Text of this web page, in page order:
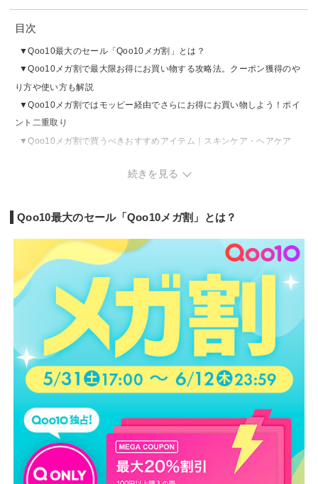
目次
Qoo10最大のセール「Qoo10メガ割」とは？
Qoo10メガ割で最大限お得にお買い物する攻略法。クーポン獲得のや
り方や使い方も解説
Qoo10メガ割ではモッピー経由でさらにお得にお買い物しよう！ポイ
ント二重取り
Qoo10メガ割で買うべきおすすめアイテム｜スキンケア・ヘアケア
Qoo10メガ割で買うべきおすすめアイテム｜美容家電
続きを見る
Qoo10最大のセール「Qoo10メガ割」とは？